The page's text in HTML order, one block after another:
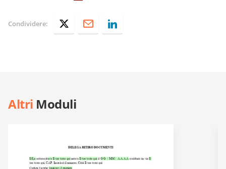
Condividere:
Altri Moduli